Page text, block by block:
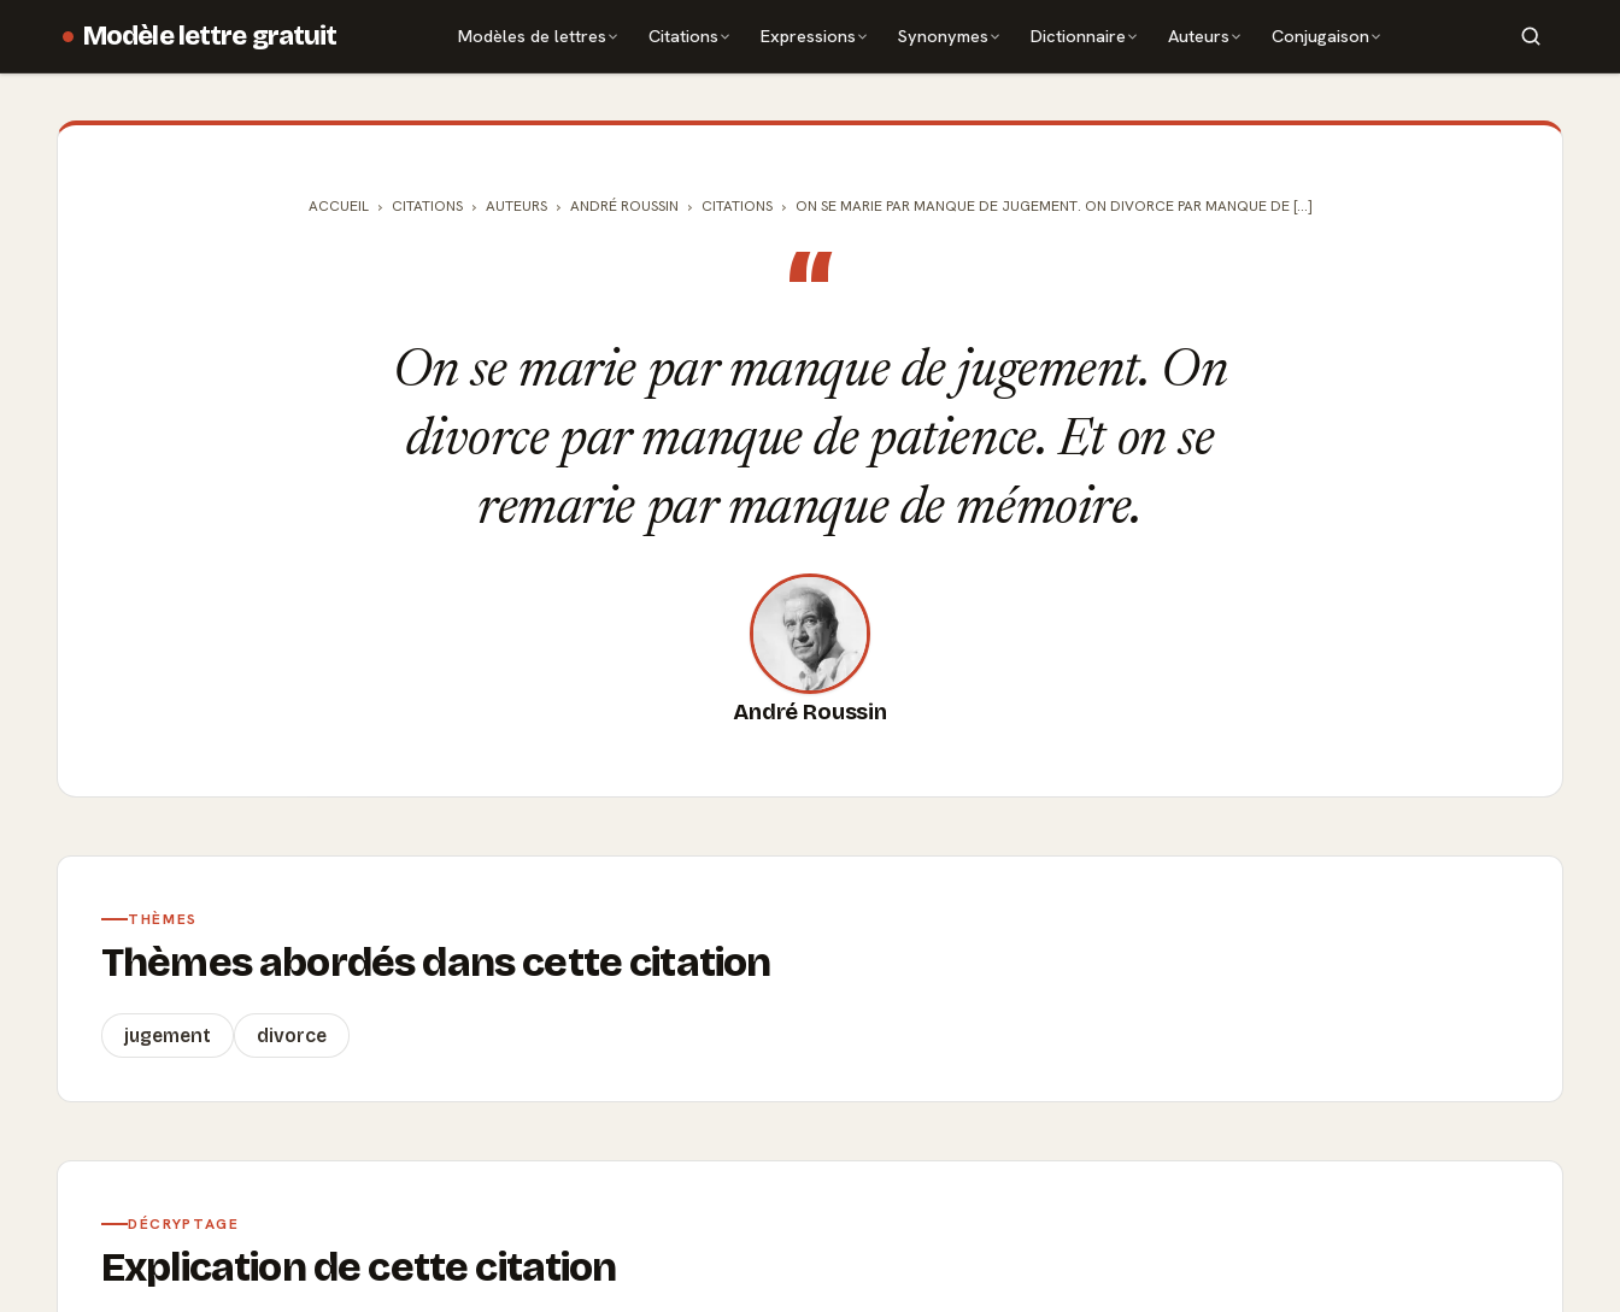
Modèle lettre gratuit Modèles de lettres Citations Expressions Synonymes Dictionnaire Auteurs Conjugaison
ACCUEIL CITATIONS AUTEURS ANDRÉ ROUSSIN CITATIONS ON SE MARIE PAR MANQUE DE JUGEMENT. ON DIVORCE PAR MANQUE DE [...]
“
On se marie par manque de jugement. On
divorce par manque de patience. Et on se
remarie par manque de mémoire.
André Roussin
THÈMES
Thèmes abordés dans cette citation
jugement divorce
DÉCRYPTAGE
Explication de cette citation